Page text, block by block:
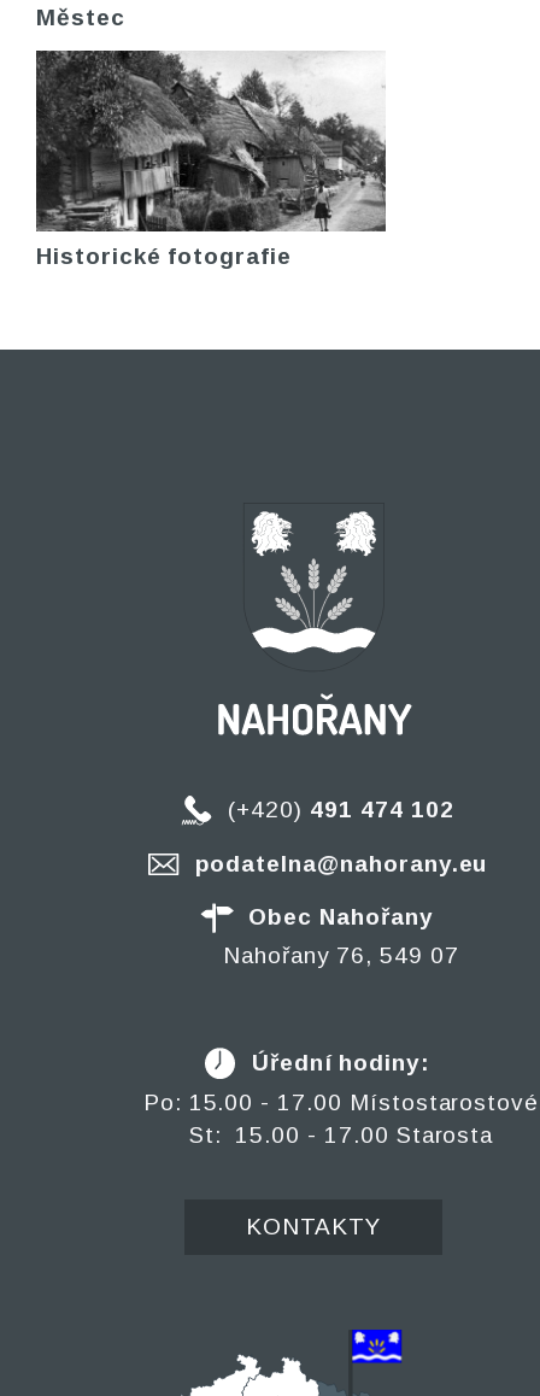
Městec
Historické fotografie
(+420) 491 474 102
podatelna@nahorany.eu
Obec Nahořany
Nahořany 76, 549 07
Úřední hodiny:
Po: 15.00 - 17.00 Místostarostové
St: 15.00 - 17.00 Starosta
KONTAKTY